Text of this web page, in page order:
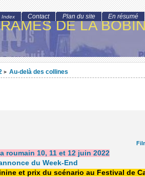
DE LA
> Au-delà des collines
roumain 10, 11 et 12 juin 2022
du Week-End
et prix du scénario au Festival de
Index Contact Plan du site En résumé